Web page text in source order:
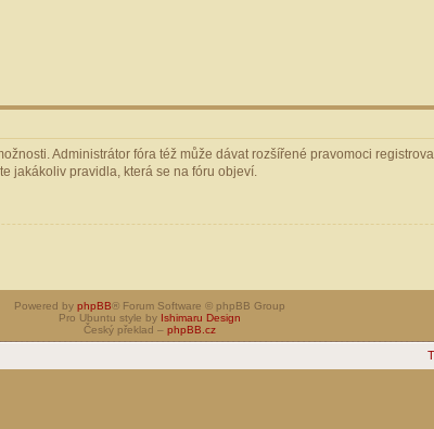
Administrátor fóra též může dávat rozšířené pravomoci
jakákoliv pravidla, která se na fóru objeví.
Powered by phpBB® Forum Software © phpBB Group
Pro Ubuntu style by Ishimaru Design
Český překlad – phpBB.cz